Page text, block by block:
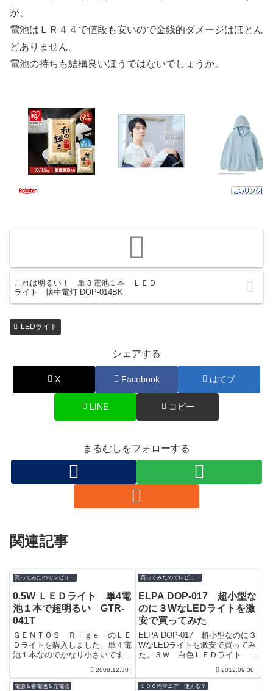
が、
電池はＬＲ４４で値段も安いので金銭的ダメージはほとん
どありません。
電池の持ちも結構良いほうではないでしょうか。
これは明るい！ 単３電池１本 ＬＥＤ
ライト 懐中電灯 DOP-014BK
LEDライト
シェアする
X Facebook はてブ
LINE コピー
まるむしをフォローする
関連記事
買ってみたのでレビュー
0.5W ＬＥＤライト 単4電
池１本で超明るい GTR-
041T
ＧＥＮＴＯＳ ＲｉｇｅｌのＬＥ
Ｄライトを購入しました。単４電
池１本なのでかなり小さいです。
もありましたが、結論から言うと
かなり明...
2008.12.30
買ってみたのでレビュー
ELPA DOP-017 超小型な
のに３WなLEDライトを激
安で買ってみた
ELPA DOP-017 超小型なのに３
WなLEDライトを激安で買ってみ
た。３Ｗ 白色ＬＥＤライト 電
ずいぶんと経っており素子も回...
2012.09.30
電源＆蓄電池＆充電器 １００均マニア 使える？